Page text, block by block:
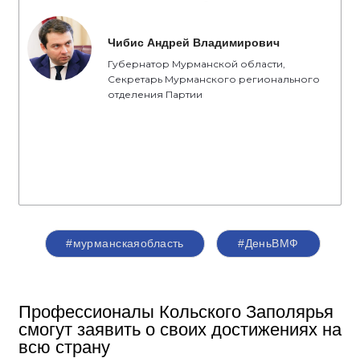
Чибис Андрей Владимирович
Губернатор Мурманской области,
Секретарь Мурманского регионального
отделения Партии
#мурманскаяобласть #ДеньВМФ
Профессионалы Кольского Заполярья
смогут заявить о своих достижениях на
всю страну